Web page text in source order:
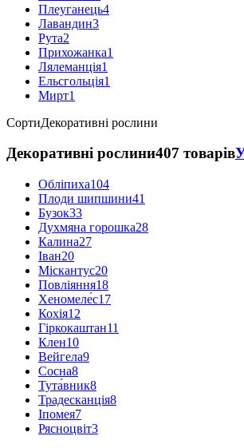
Плеуганець4
Лавандин3
Рута2
Прихожанка1
Лялеманція1
Ельсгольція1
Мирт1
СортиДекоративні рослини
Декоративні рослини407 товарів
Обліпиха104
Плоди шипшини41
Бузок33
Духмяна горошка28
Калина27
Іван20
Міскантус20
Повліяння18
Хеномеле́с17
Кохія12
Гіркокаштан11
Клен10
Вейгела9
Сосна8
Тута́вник8
Традесканція8
Іпомея7
Рясноцвіт3